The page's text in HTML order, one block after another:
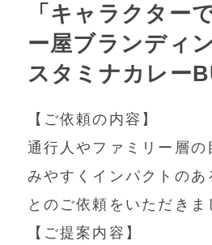
「キャラクター
ー屋ブランディン
スタミナカレー
【ご依頼の内容】
通行人やファミリー層の
みやすくインパクトのあ
とのご依頼をいただきま
【ご提案内容】